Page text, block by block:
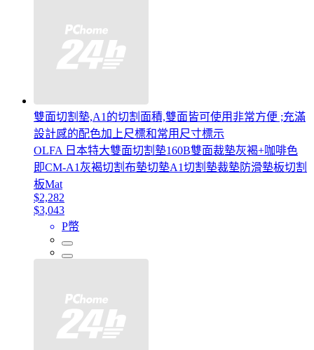
雙面切割墊,A1的切割面積,雙面皆可使用非常方便 ;充滿
設計感的配色加上尺標和常用尺寸標示
OLFA 日本特大雙面切割墊160B雙面裁墊灰褐+咖啡色
即CM-A1灰褐切割布墊切墊A1切割墊裁墊防滑墊板切割
板Mat
$2,282
$3,043
P幣